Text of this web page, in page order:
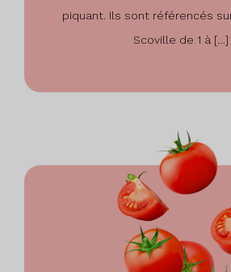
piquant. Ils sont référencés
Scoville de 1 à […]